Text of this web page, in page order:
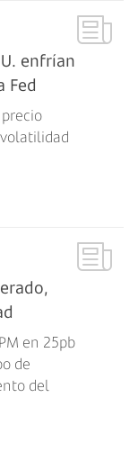
enfrían
Fed
en 25pb
de
del